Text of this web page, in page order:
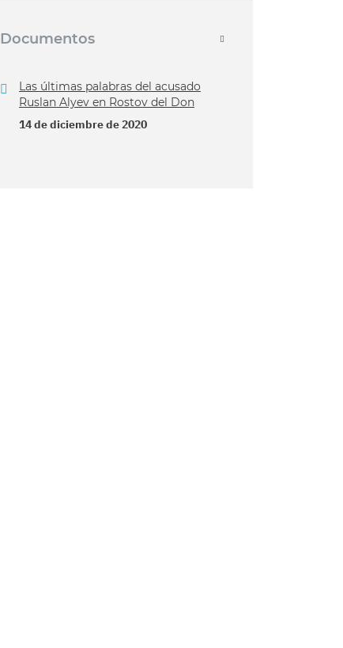
Documentos
Las últimas palabras del acusado
Ruslan Alyev en Rostov del Don
14 de diciembre de 2020